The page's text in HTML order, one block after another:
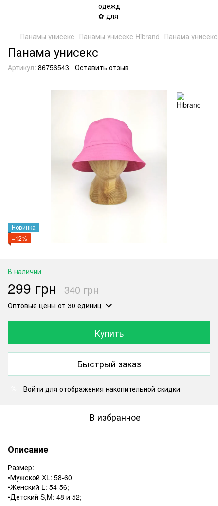
Панамы унисекс Панамы унисекс Hibrand Панама
Панама унисекс
Артикул: 86756543 Оставить отзыв
Новинка
−12%
В наличии
299 грн 340 грн
Оптовые цены от 30 единиц
Купить
Быстрый заказ
Войти для отображения накопительной скидки
В избранное
Описание
Размер:
•Мужской XL: 58-60;
•Женский L: 54-56;
•Детский S,M: 48 и 52;